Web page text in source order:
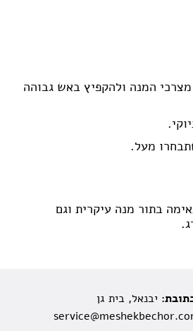
המנה ולהקפיץ באש גבוהה
מעל.
בתור מנה עיקרית וגם
יבנאל, בית גן